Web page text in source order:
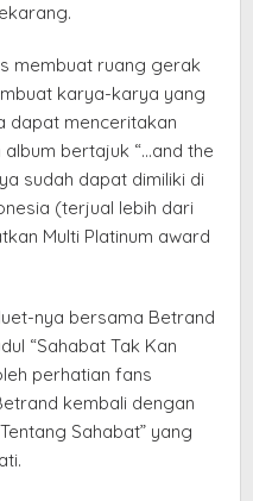
membuat ruang gerak
karya-karya yang
dapat menceritakan
bertajuk “…and the
sudah dapat dimiliki di
(terjual lebih dari
Multi Platinum award
nya bersama Betrand
“Sahabat Tak Kan
perhatian fans
kembali dengan
Sahabat” yang